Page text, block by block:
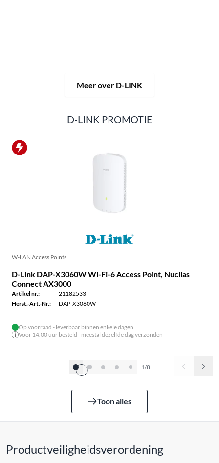
Meer over D-LINK
D-LINK PROMOTIE
W-LAN Access Points
D-Link DAP-X3060W Wi-Fi-6 Access Point, Nuclias
Connect AX3000
Artikel nr.:
21182533
Herst.-Art.-Nr.:
DAP-X3060W
Op voorraad - leverbaar binnen enkele dagen
Voor 14.00 uur besteld - meestal dezelfde dag verzonden
1/8
Toon alles
Productveiligheidsverordening